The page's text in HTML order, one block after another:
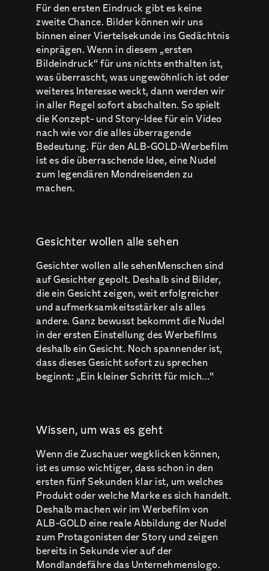
Für den ersten Eindruck gibt es keine
zweite Chance. Bilder können wir uns
binnen einer Viertelsekunde ins Gedächtnis
einprägen. Wenn in diesem „ersten
Bildeindruck“ für uns nichts enthalten ist,
was überrascht, was ungewöhnlich ist oder
weiteres Interesse weckt, dann werden wir
in aller Regel sofort abschalten. So spielt
die Konzept- und Story-Idee für ein Video
nach wie vor die alles überragende
Bedeutung. Für den ALB-GOLD-Werbefilm
ist es die überraschende Idee, eine Nudel
zum legendären Mondreisenden zu
machen.
Gesichter wollen alle sehen
Gesichter wollen alle sehenMenschen sind
auf Gesichter gepolt. Deshalb sind Bilder,
die ein Gesicht zeigen, weit erfolgreicher
und aufmerksamkeitsstärker als alles
andere. Ganz bewusst bekommt die Nudel
in der ersten Einstellung des Werbefilms
deshalb ein Gesicht. Noch spannender ist,
dass dieses Gesicht sofort zu sprechen
beginnt: „Ein kleiner Schritt für mich…“
Wissen, um was es geht
Wenn die Zuschauer wegklicken können,
ist es umso wichtiger, dass schon in den
ersten fünf Sekunden klar ist, um welches
Produkt oder welche Marke es sich handelt.
Deshalb machen wir im Werbefilm von
ALB-GOLD eine reale Abbildung der Nudel
zum Protagonisten der Story und zeigen
bereits in Sekunde vier auf der
Mondlandefähre das Unternehmenslogo.